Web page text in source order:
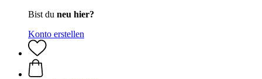
Bist du neu hier?
Konto erstellen